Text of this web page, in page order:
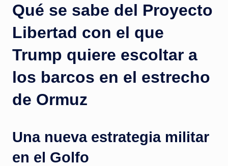
a
s
a
i
n
t
a
Qué se sabe del Proyecto
Libertad con el que
Trump quiere escoltar a
los barcos en el estrecho
de Ormuz
Una nueva estrategia militar
en el Golfo